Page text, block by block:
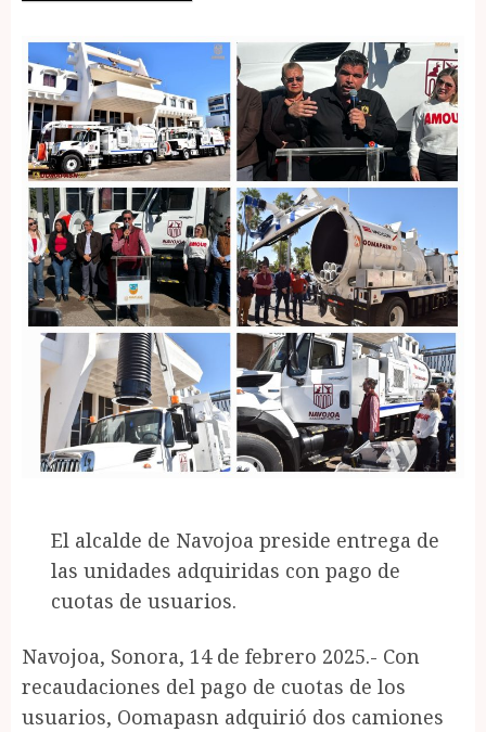
El alcalde de Navojoa preside entrega de
las unidades adquiridas con pago de
cuotas de usuarios.
Navojoa, Sonora, 14 de febrero 2025.- Con
recaudaciones del pago de cuotas de los
usuarios, Oomapasn adquirió dos camiones